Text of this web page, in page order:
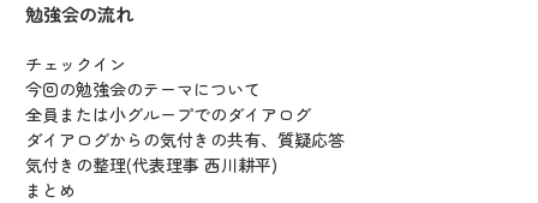
勉強会の流れ
チェックイン
今回の勉強会のテーマについて
全員または小グループでのダイアログ
ダイアログからの気付きの共有、質疑応答
気付きの整理(代表理事 西川耕平)
まとめ